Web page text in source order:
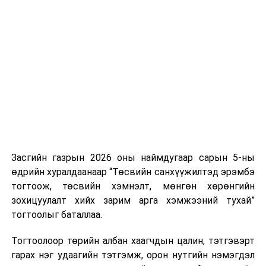
Шинэ хууль Францын зах зээлд үйлчилдэг гадаадын
дуудлагын төвүүдэд нөлөөлөхөөр байна. Тухайлбал,
Мароккогийн дуудлагын төвүүдийн орлогын 80 гаруй
хувь Францын зах зээлээс бүрддэг бөгөөд тус улсын
40–50 мянган ажлын байр эрсдэлд орж болзошгүйг
Засгийн газрын 2026 оны наймдугаар сарын 5-ны
өдрийн хуралдаанаар “Төсвийн санхүүжилтэд эрэмбэ
тогтоож, төсвийн хэмнэлт, мөнгөн хөрөнгийн
зохицуулалт хийх зарим арга хэмжээний тухай”
тогтоолыг баталлаа.
Тогтоолоор төрийн албан хаагчдын цалин, тэтгэвэрт
гарах нэг удаагийн тэтгэмж, орон нутгийн нэмэгдэл